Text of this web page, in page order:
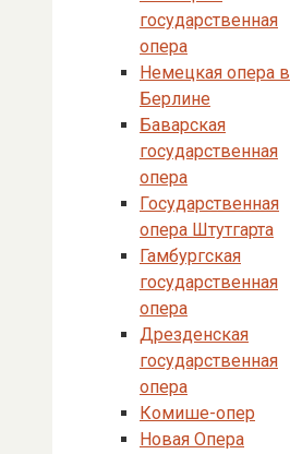
государственная
опера
Немецкая опера в
Берлине
Баварская
государственная
опера
Государственная
опера Штутгарта
Гамбургская
государственная
опера
Дрезденская
государственная
опера
Комише-опер
Новая Опера